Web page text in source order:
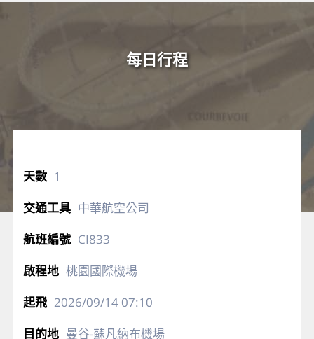
每日行程
1
中華航空公司
CI833
桃園國際機場
2026/09/1407:10
曼谷-蘇凡納布機場